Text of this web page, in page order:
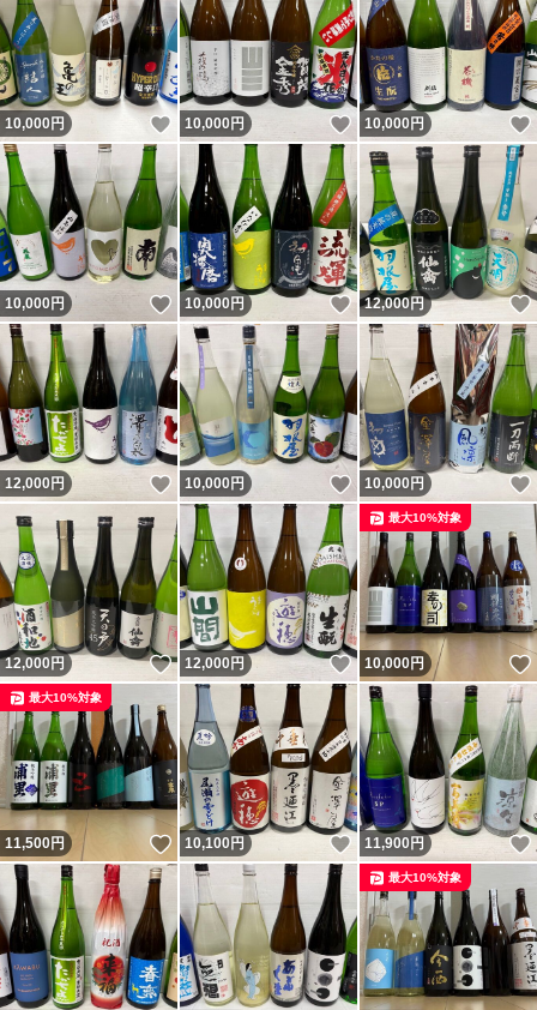
10,000円 いいね！
10,000円 いいね！
10,000円
10,000円 いいね！
10,000円 いいね！
12,000円
12,000円 いいね！
10,000円 いいね！
10,000円
12,000 円 いいね！
12,000円 いいね！
10,000円
最大10%対象
11,500円 いいね！
最大10%対象
10,100円 いいね！
11,900 円
最大10%対象